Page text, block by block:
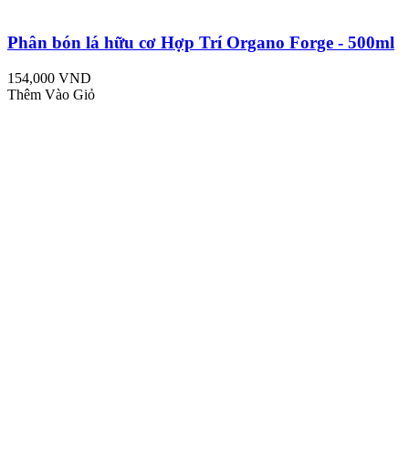
Phân bón lá hữu cơ Hợp Trí Organo Forge - 500ml
154,000 VND
Thêm Vào Giỏ